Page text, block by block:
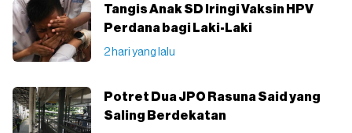
Tangis Anak SD Iringi Vaksin HPV
Perdana bagi Laki-Laki
2 hari yang lalu
Potret Dua JPO Rasuna Said yang
Saling Berdekatan